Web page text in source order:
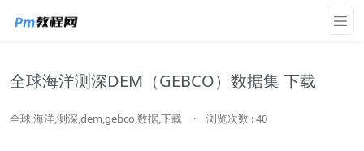
全球海洋测深DEM（GEBCO）数据集 下载
全球,海洋,测深,dem,gebco,数据,下载 · 浏览次数 : 40